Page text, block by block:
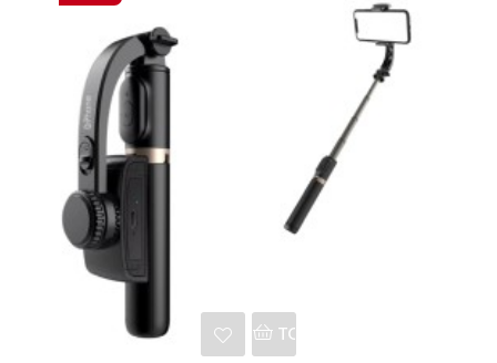
TOEVOEGEN AAN